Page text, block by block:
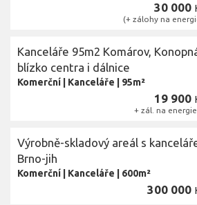
30 000
(+ zálohy na
Kanceláře 95m2 Komárov,
blízko centra i dálnice
Komerční Kanceláře 95m²
19 900
+ zál. na
Výrobně-skladový areál s
Brno-jih
Komerční Kanceláře 600m²
300 000